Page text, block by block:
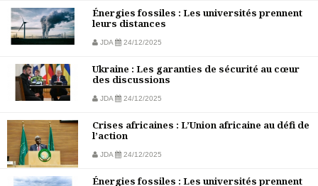
Énergies fossiles : Les universités prennent
leurs distances
JDA 24/12/2025
Ukraine : Les garanties de sécurité au cœur
des discussions
JDA 24/12/2025
Crises africaines : L’Union africaine au défi de
l’action
JDA 24/12/2025
Énergies fossiles : Les universités prennent